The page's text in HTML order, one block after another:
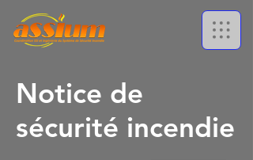
Notice de
sécurité incendie